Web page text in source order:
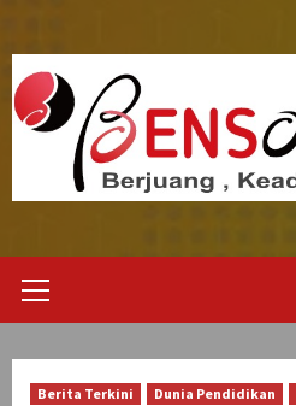
content
Menu
Berita Terkini Dunia Pendidikan